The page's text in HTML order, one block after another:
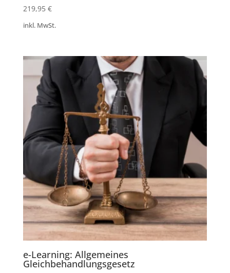
219,95 €
inkl. MwSt.
e-Learning: Allgemeines
Gleichbehandlungsgesetz